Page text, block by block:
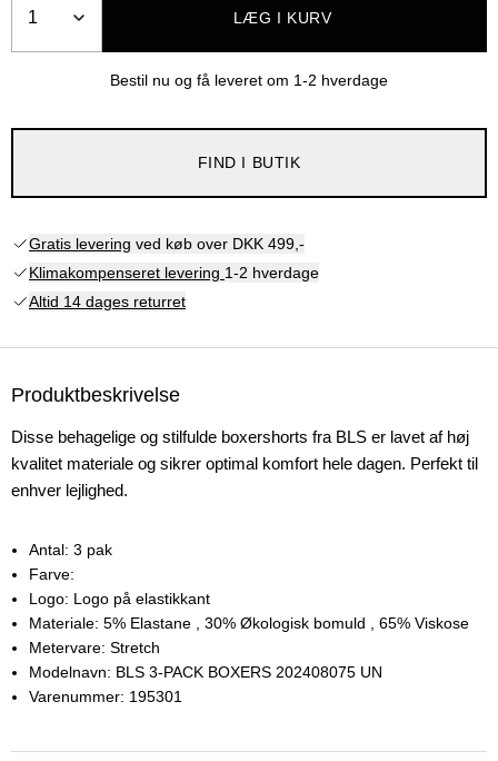
LÆG I KURV
Bestil nu og få leveret om 1-2 hverdage
FIND I BUTIK
Gratis levering ved køb over DKK 499,-
Klimakompenseret levering 1-2 hverdage
Altid 14 dages returret
Produktbeskrivelse
Disse behagelige og stilfulde boxershorts fra BLS er lavet af høj
kvalitet materiale og sikrer optimal komfort hele dagen. Perfekt til
enhver lejlighed.
Antal: 3 pak
Farve:
Logo: Logo på elastikkant
Materiale: 5% Elastane , 30% Økologisk bomuld
, 65% Viskose
Metervare: Stretch
Modelnavn: BLS 3-PACK BOXERS 202408075 UN
Varenummer: 195301